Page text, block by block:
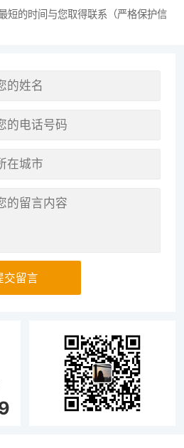
短的时间与您取得联系（严格保护信
交留言